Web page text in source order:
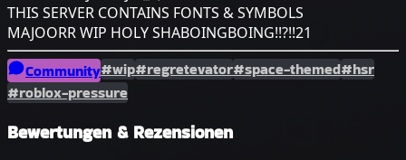
THIS SERVER CONTAINS FONTS & SYMBOLS
MAJOORR WIP HOLY SHABOINGBOING!!?!!21
Community#wip#regretevator#space-themed#hsr
#roblox-pressure
Bewertungen & Rezensionen